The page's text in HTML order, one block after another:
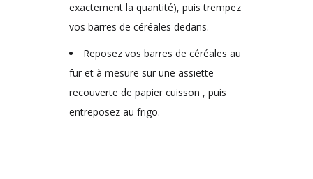
exactement la quantité), puis trempez
vos barres de céréales dedans.
Reposez vos barres de céréales au
fur et à mesure sur une assiette
recouverte de papier cuisson , puis
entreposez au frigo.